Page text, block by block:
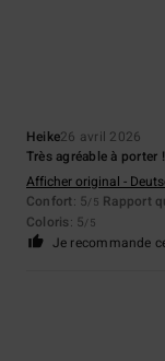
Heike26 avril 2026
Très agréable à porter
Afficher original -
Confort: 5/5 Rapport
Coloris: 5/5
Je recommande